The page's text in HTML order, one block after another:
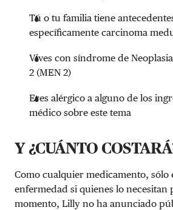
Tú o tu familia tiene
específicamente carcinoma
Vives con síndrome de
2 (MEN 2)
Eres alérgico a alguno de los
médico sobre este tema
Y ¿CUÁNTO
Como cualquier medicamento, sólo
enfermedad si quienes lo necesitan
momento, Lilly no ha anunciado